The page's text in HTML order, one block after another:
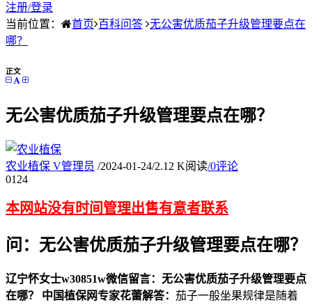
注册/登录
当前位置：
首页 百科问答 无公害优质茄子升级管理要点在
哪？
正文
无公害优质茄子升级管理要点在哪？
农业植保 V管理员 /2024-01-24/2.12 K阅读/0评论
01 24
本网站没有时间管理出售有意者联系
问：无公害优质茄子升级管理要点在哪？
辽宁怀女士w30851w微信留言：无公害优质茄子升级管理要点
在哪？
中国植保网专家花蕾解答： 茄子一般坐果规律是随着